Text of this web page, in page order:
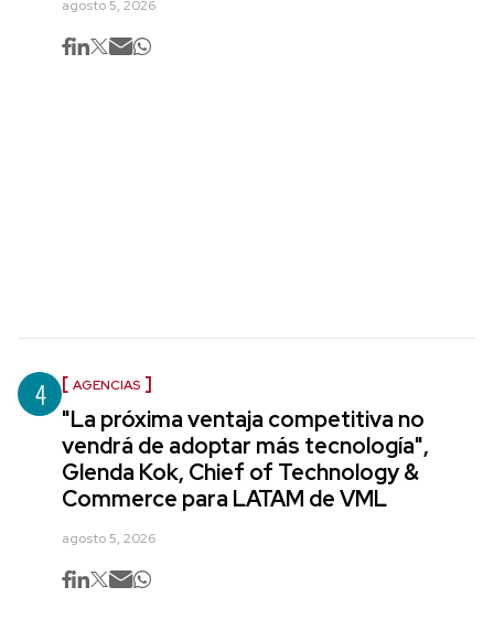
agosto 5, 2026
4 AGENCIAS
"La próxima ventaja competitiva no
vendrá de adoptar más tecnología",
Glenda Kok, Chief of Technology &
Commerce para LATAM de VML
agosto 5, 2026